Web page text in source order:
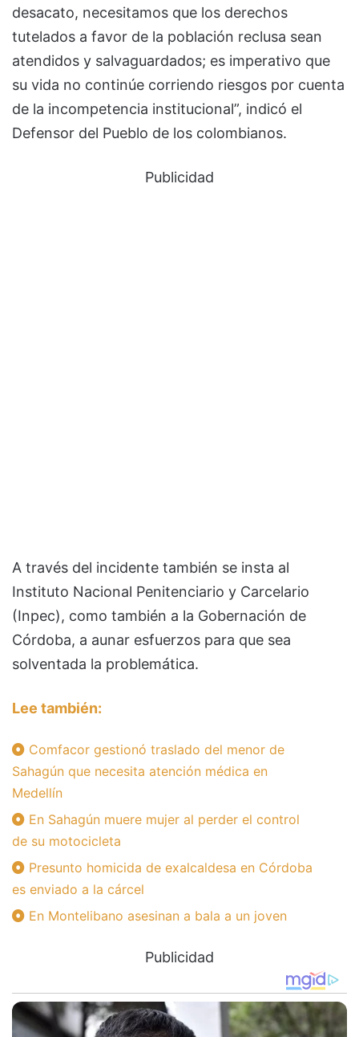
desacato, necesitamos que los derechos
tutelados a favor de la población reclusa sean
atendidos y salvaguardados; es imperativo que
su vida no continúe corriendo riesgos por cuenta
de la incompetencia institucional”, indicó el
Defensor del Pueblo de los colombianos.
Publicidad
A través del incidente también se insta al
Instituto Nacional Penitenciario y Carcelario
(Inpec), como también a la Gobernación de
Córdoba, a aunar esfuerzos para que sea
solventada la problemática.
Lee también:
Comfacor gestionó traslado del menor de
Sahagún que necesita atención médica en
Medellín
En Sahagún muere mujer al perder el control
de su motocicleta
Presunto homicida de exalcaldesa en Córdoba
es enviado a la cárcel
En Montelibano asesinan a bala a un joven
Publicidad